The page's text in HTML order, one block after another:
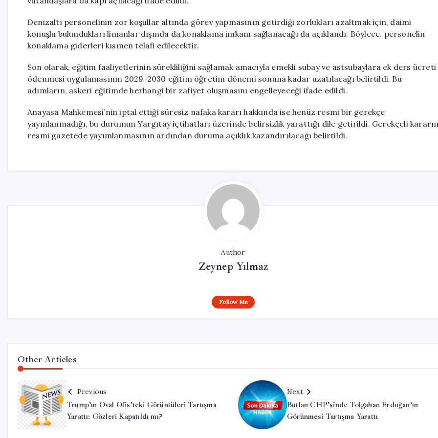
Denizaltı personelinin zor koşullar altında görev yapmasının getirdiği zorlukları azaltmak için, daimi
konuşlu bulundukları limanlar dışında da konaklama imkanı sağlanacağı da açıklandı. Böylece, personelin
konaklama giderleri kısmen telafi edilecektir.
Son olarak, eğitim faaliyetlerinin sürekliliğini sağlamak amacıyla emekli subay ve astsubaylara ek ders ücreti
ödenmesi uygulamasının 2029-2030 eğitim öğretim dönemi sonuna kadar uzatılacağı belirtildi. Bu
adımların, askeri eğitimde herhangi bir zafiyet oluşmasını engelleyeceği ifade edildi.
Anayasa Mahkemesi’nin iptal ettiği süresiz nafaka kararı hakkında ise henüz resmi bir gerekçe
yayınlanmadığı, bu durumun Yargıtay içtihatları üzerinde belirsizlik yarattığı dile getirildi. Gerekçeli
resmi gazetede yayımlanmasının ardından duruma açıklık kazandırılacağı belirtildi.
Author
Zeynep Yılmaz
Follow Me
Other Articles
Previous
Trump’ın Oval Ofis’teki Görüntüleri Tartışma
Yarattı: Gözleri Kapatıldı mı?
Next
Butlan CHP’sinde Tolgahan Erdoğan’ın
Görünmesi Tartışma Yarattı